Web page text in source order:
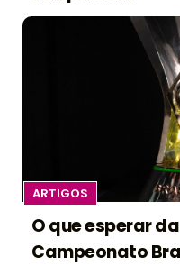
ARTIGOS
O que esperar
Campeonato